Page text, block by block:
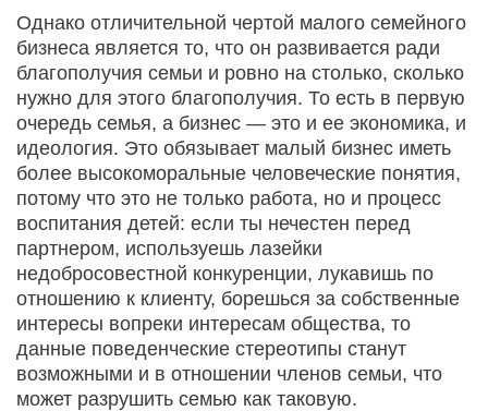
Однако отличительной чертой малого семейного
бизнеса является то, что он развивается ради
благополучия семьи и ровно на столько, сколько
нужно для этого благополучия. То есть в первую
очередь семья, а бизнес — это и ее экономика, и
идеология. Это обязывает малый бизнес иметь
более высокоморальные человеческие понятия,
потому что это не только работа, но и процесс
воспитания детей: если ты нечестен перед
партнером, используешь лазейки
недобросовестной конкуренции, лукавишь по
отношению к клиенту, борешься за собственные
интересы вопреки интересам общества, то
данные поведенческие стереотипы станут
возможными и в отношении членов семьи, что
может разрушить семью как таковую.